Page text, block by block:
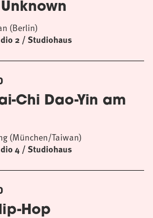
2 / Studiohaus
(Berlin)
Chi Dao-Yin am
4 / Studiohaus
(München/Taiwan)
Hop